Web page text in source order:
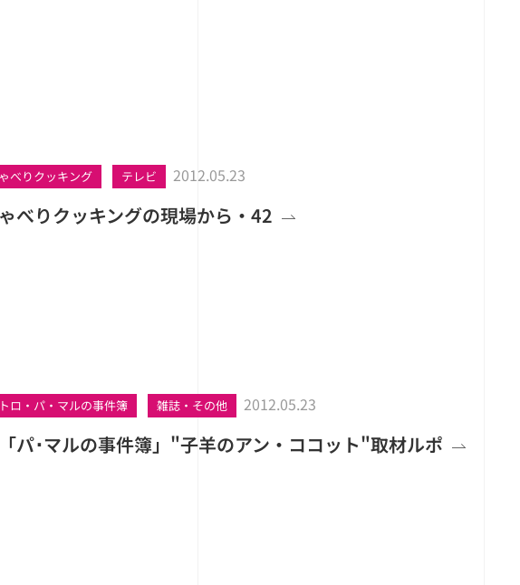
べりクッキング テレビ 2012.05.23
べりクッキングの現場から・42
ロ・パ・マルの事件簿 雑誌・その他 2012.05.23
パ･マルの事件簿」"子羊のアン・ココット"取材ルポ